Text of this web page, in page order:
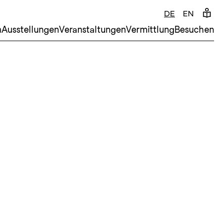
AusstellungenVeranstaltungenVermittlungBesuchen
DE EN